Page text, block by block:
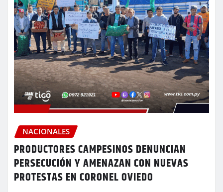
NACIONALES
PRODUCTORES CAMPESINOS DENUNCIAN
PERSECUCIÓN Y AMENAZAN CON NUEVAS
PROTESTAS EN CORONEL OVIEDO